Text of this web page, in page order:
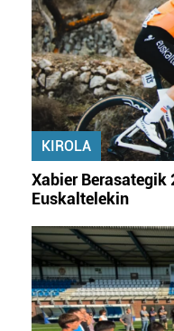
KIROLA
Xabier Berasategik
Euskaltelekin